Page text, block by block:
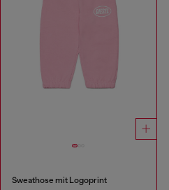
Sweathose mit Logoprint